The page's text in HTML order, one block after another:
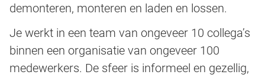
demonteren, monteren en laden en lossen.
Je werkt in een team van ongeveer 10 collega’s
binnen een organisatie van ongeveer 100
medewerkers. De sfeer is informeel en gezellig,